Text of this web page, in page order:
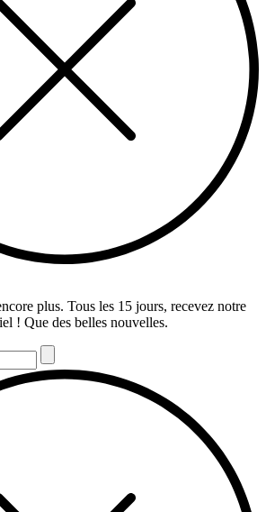
plus. Tous les 15 jours, recevez notre
! Que des belles nouvelles.